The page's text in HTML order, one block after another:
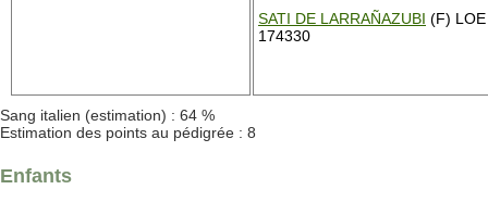
SATI DE LARRAÑAZUBI (F) LOE
174330
Sang italien (estimation) : 64 %
Estimation des points au pédigrée : 8
Enfants